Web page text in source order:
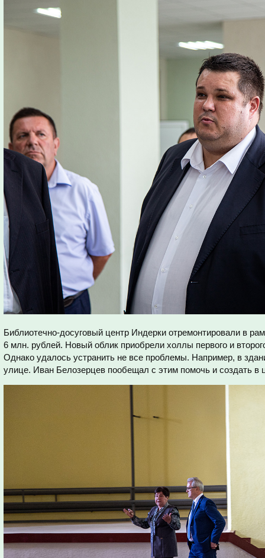
Библиотечно-досуговый центр Индерки отремонтировали в
6 млн. рублей. Новый облик приобрели холлы первого и
Однако удалось устранить не все проблемы. Например, в
улице. Иван Белозерцев пообещал с этим помочь и создать в